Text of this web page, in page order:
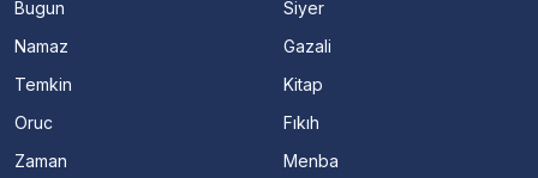
Bugun
Namaz
Temkin
Oruc
Zaman
Siyer
Gazali
Kitap
Fıkıh
Menba